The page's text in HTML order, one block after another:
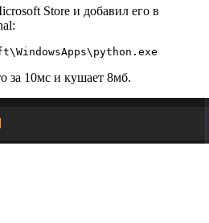
Store и добавил его в
за 10мс и кушает 8мб.